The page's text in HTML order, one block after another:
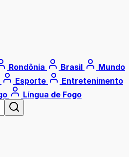
Rondônia Brasil
Mundo
Esporte
Entretenimento
Língua de Fogo